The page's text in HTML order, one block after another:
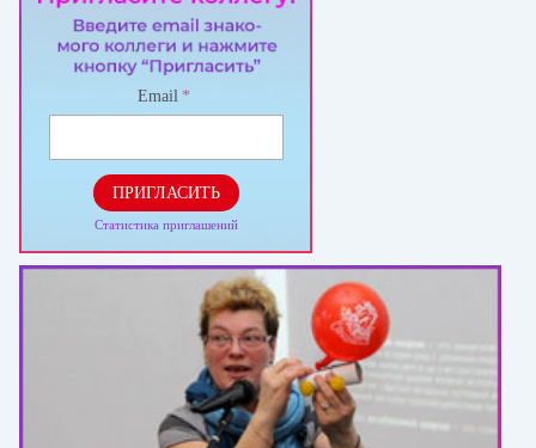
Email *
ПРИГЛАСИТЬ
Статистика приглашений